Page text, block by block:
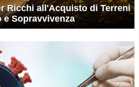
Ricchi all'Acquisto di Terreni
Sopravvivenza